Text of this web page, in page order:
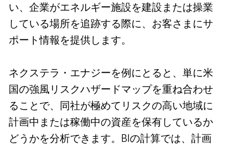
い、企業がエネルギー施設を建設または操業
している場所を追跡する際に、お客さまにサ
ポート情報を提供します。
ネクステラ・エナジーを例にとると、単に米
国の強風リスクハザードマップを重ね合わせ
ることで、同社が極めてリスクの高い地域に
計画中または稼働中の資産を保有しているか
どうかを分析できます。BIの計算では、計画